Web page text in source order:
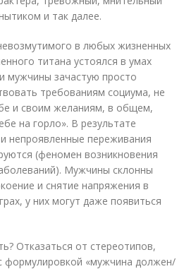
и так далее.
в любых жизненных
титана устоялся в умах
мужчины зачастую просто
требованиям социума, не
и своим желаниям, в общем,
на горло». В результате
непроявленные переживания
(феномен возникновения
Мужчины склонны
и снятие напряжения в
у них могут даже появиться
Отказаться от стереотипов,
формулировкой «мужчина должен/